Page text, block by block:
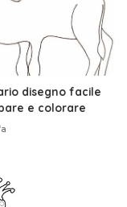
disegno facile
e colorare